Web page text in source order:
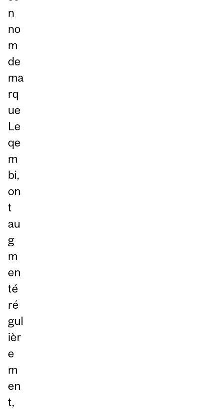
n
no
m
de
ma
rq
ue
Le
qe
m
bi,
on
t
au
g
m
en
té
ré
gul
ièr
e
m
en
t,